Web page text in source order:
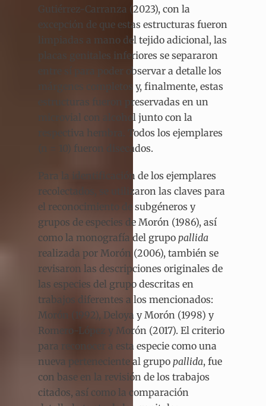
Gutiérrez-Carranza (2023), con la
excepción de que estas estructuras fueron
limpiadas a mano del tejido adicional, las
placas genitales inferiores se separaron
entre sí para poder observar a detalle los
márgenes completos y, finalmente, estas
estructuras fueron preservadas en un
microvial con alcohol junto con la
respectiva hembra. Todos los ejemplares
(n = 10) fueron disecados.
Para la identificación de los ejemplares
recolectados, se utilizaron las claves para
el reconocimiento de subgéneros y
grupos de especies de Morón (1986), así
como la monografía del grupo pallida
realizada por Morón (2006), también se
revisaron las descripciones originales de
las especies del grupo descritas en
trabajos diferentes a los mencionados:
Morón (1992), Deloya y Morón (1998) y
Romero-López y Morón (2017). El criterio
para reconocer a esta especie como una
nueva perteneciente al grupo pallida, fue
con base en la revisión de los trabajos
citados, así como la comparación